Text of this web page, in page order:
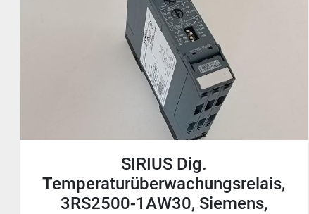
4 Stück SIRIUS Koppelrelais,
3RQ2000-1AW00, Siemens,
neuwertig